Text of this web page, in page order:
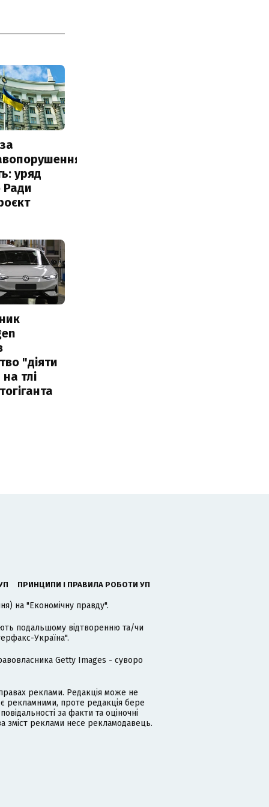
уряд
Ради
"діяти
тлі
ПРИНЦИПИ І ПРАВИЛА РОБОТИ УП
на "Економічну правду".
подальшому відтворенню та/чи
Україна".
Getty Images - суворо
реклами. Редакція може не
рекламними, проте редакція бере
за факти та оціночні
зміст реклами несе рекламодавець.